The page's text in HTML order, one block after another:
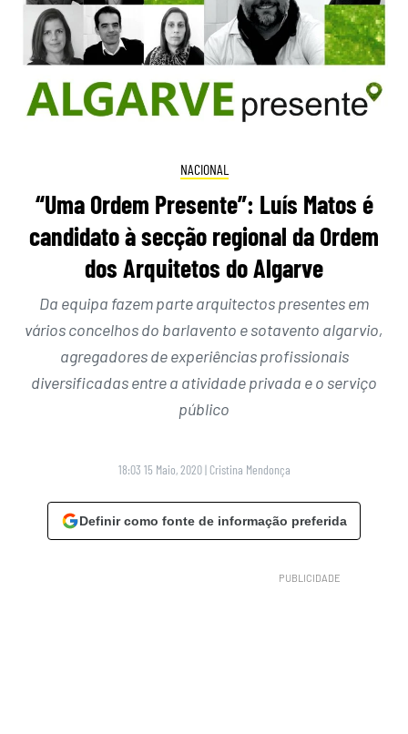
NACIONAL
“Uma Ordem Presente”: Luís Matos é
candidato à secção regional da Ordem
dos Arquitetos do Algarve
Da equipa fazem parte arquitectos presentes em
vários concelhos do barlavento e sotavento algarvio,
agregadores de experiências profissionais
diversificadas entre a atividade privada e o serviço
público
18:03 15 Maio, 2020 | Cristina Mendonça
Definir como fonte de informação preferida